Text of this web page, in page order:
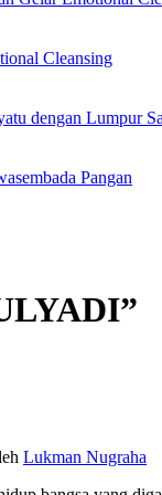
Cleansing
dengan Lumpur
Pangan
Lukman Nugraha